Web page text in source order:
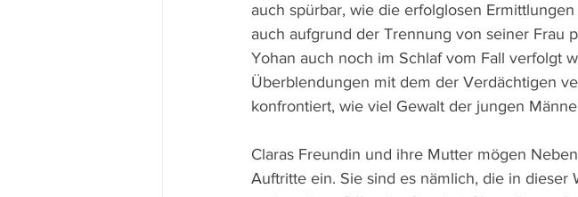
auch spürbar, wie die erfolglosen
auch aufgrund der Trennung von seiner Frau
Yohan auch noch im Schlaf vom Fall verfolgt
Überblendungen mit dem der Verdächtigen
konfrontiert, wie viel Gewalt der jungen
Claras Freundin und ihre Mutter mögen
Auftritte ein. Sie sind es nämlich, die in